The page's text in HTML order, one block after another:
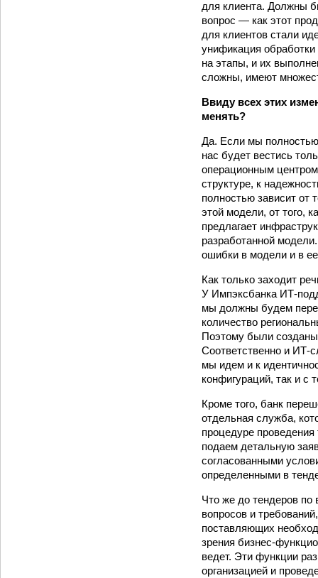
для клиента. Должны
вопрос — как этот
для клиентов стали
унификация
на этапы, и их
сложны, имеют
Ввиду всех этих
менять?
Да. Если мы полностью
нас будет вестись
операционным
структуре, к
полностью зависит от
этой модели, от того,
предлагает
разработанной
ошибки в модели и в
Как только заходит
У Импэксбанка ИТ-
мы должны будем
количество
Поэтому были
Соответственно и ИТ-
мы идем и к
конфигураций, так и с
Кроме того, банк
отдельная служба,
процедуре
подаем детальную
согласованными
определенными в
Что же до тендеров по
вопросов и
поставляющих
зрения бизнес-
ведет. Эти функции
организацией и